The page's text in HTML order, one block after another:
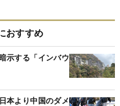
おすすめ
示する「インバウ
本より中国のダメ